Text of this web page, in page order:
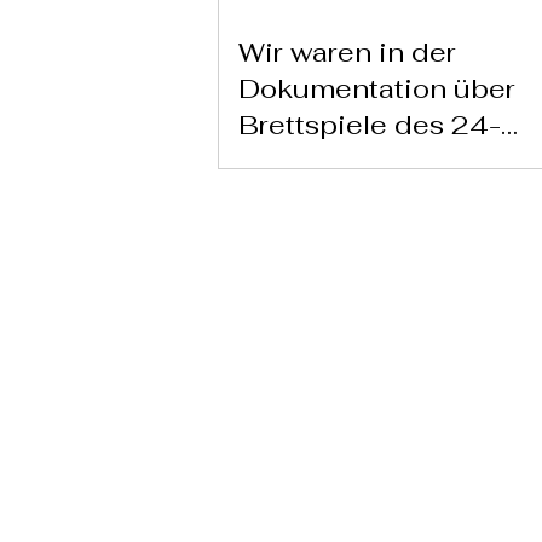
Wir waren in der
Dokumentation über
Brettspiele des 24-
Stunden-Kanals von